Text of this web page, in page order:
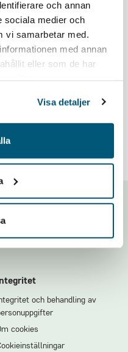
och annan
sociala medier och
vi samarbetar med.
med annan
eller som de har
Visa detaljer
Integritet
och behandling av
cookies